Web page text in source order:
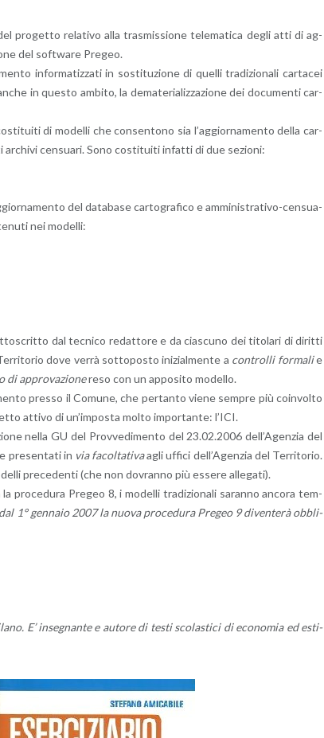
pro­get­to re­la­ti­vo alla tra­smis­sio­ne te­le­ma­ti­ca degli atti di ag­
del soft­ware Pre­geo.
in­for­ma­tiz­za­ti in so­sti­tu­zio­ne di quel­li tra­di­zio­na­li car­ta­cei
in que­sto am­bi­to, la de­ma­te­ria­liz­za­zio­ne dei do­cu­men­ti car­
di mo­del­li che con­sen­to­no sia l’ag­gior­na­men­to della car­
cen­sua­ri. Sono co­sti­tui­ti in­fat­ti di due se­zio­ni:
del da­ta­ba­se car­to­gra­fi­co e am­mi­ni­stra­ti­vo-cen­sua­
nei mo­del­li:
dal tec­ni­co re­dat­to­re e da cia­scu­no dei ti­to­la­ri di di­rit­ti
dove verrà sot­to­po­sto ini­zial­men­te a con­trol­li for­ma­lie
di ap­pro­va­zio­nereso con un ap­po­si­to mo­del­lo.
pres­so il Co­mu­ne, che per­tan­to viene sem­pre più coin­vol­to
at­ti­vo di un’im­po­sta molto im­por­tan­te: l’ICI.
nella GU del Prov­ve­di­men­to del 23.02.2006 del­l’A­gen­zia del
pre­sen­ta­ti in via fa­col­ta­ti­vaagli uf­fi­ci del­l’A­gen­zia del Ter­ri­to­rio.
pre­ce­den­ti (che non do­vran­no più es­se­re al­le­ga­ti).
pro­ce­du­ra Pre­geo 8, i mo­del­li tra­di­zio­na­li sa­ran­no an­co­ra tem­
dal 1° gen­na­io 2007 la nuova pro­ce­du­ra Pre­geo 9 di­ven­te­rà ob­bli­
E’ in­se­gnan­te e au­to­re di testi sco­la­sti­ci di eco­no­mia ed esti­